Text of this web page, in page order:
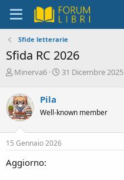
Sfide letterarie
Sfida RC 2026
C
e
a
t
o
r
e
i
Minerva6
D
d
i
n
31 Dicembre 2025
Pila
Well-known member
15 Gennaio 2026
Aggiorno: